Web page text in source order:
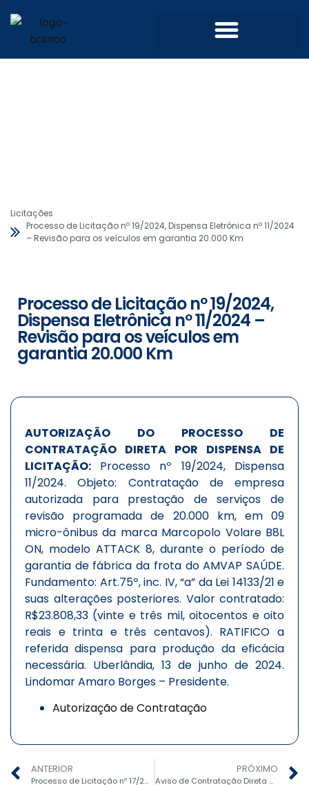
Licitações
Processo de Licitação nº 19/2024, Dispensa Eletrônica nº 11/2024
– Revisão para os veículos em garantia 20.000 Km
Processo de Licitação nº 19/2024,
Dispensa Eletrônica nº 11/2024 –
Revisão para os veículos em
garantia 20.000 Km
AUTORIZAÇÃO DO PROCESSO DE
CONTRATAÇÃO DIRETA POR DISPENSA DE
LICITAÇÃO: Processo nº 19/2024, Dispensa
11/2024. Objeto: Contratação de empresa
autorizada para prestação de serviços de
revisão programada de 20.000 km, em 09
micro-ônibus da marca Marcopolo Volare B8L
ON, modelo ATTACK 8, durante o período de
garantia de fábrica da frota do AMVAP SAÚDE.
Fundamento: Art.75º, inc. IV, “a” da Lei 14133/21 e
suas alterações posteriores. Valor contratado:
R$23.808,33 (vinte e três mil, oitocentos e oito
reais e trinta e três centavos). RATIFICO a
referida dispensa para produção da eficácia
necessária. Uberlândia, 13 de junho de 2024.
Lindomar Amaro Borges – Presidente.
Autorização de Contratação
ANTERIOR
Processo de Licitação nº 17/2024 Inexigibilidade de Licitação nº 03/2024 – Assinatura de Banco de Preços
PRÓXIMO
Aviso de Contratação Direta – Processo n° 23/2024, Dispensa Eletrônica n° 14/2024 – Medicamentos Hospitalares